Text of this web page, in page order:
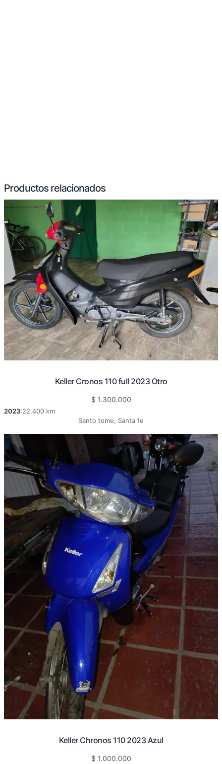
Productos relacionados
Keller Cronos 110 full 2023 Otro
$ 1.300.000
2023 22.400 km
Santo tome, Santa fe
Keller Chronos 110 2023 Azul
$ 1.000.000